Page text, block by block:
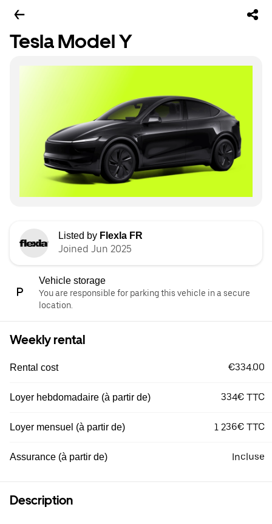
Tesla Model Y
Listed by Flexla FR
Joined Jun 2025
Vehicle storage
You are responsible for parking this vehicle in a secure
location.
Weekly rental
Rental cost €334.00
Loyer hebdomadaire (à partir de) 334€ TTC
Loyer mensuel (à partir de) 1 236€ TTC
Assurance (à partir de) Incluse
Description